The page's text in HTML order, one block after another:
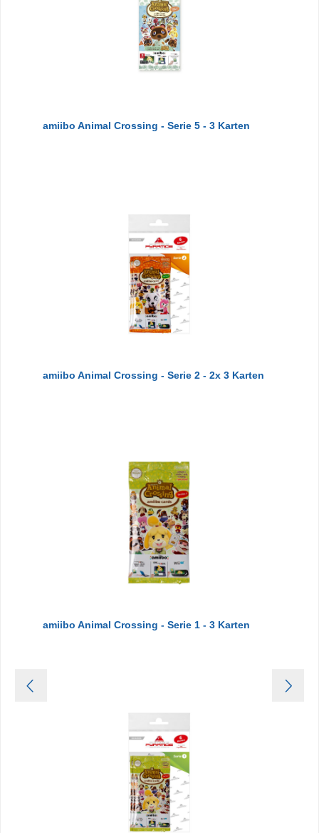
amiibo Animal Crossing - Serie 5 - 3 Karten
amiibo Animal Crossing - Serie 2 - 2x 3 Karten
amiibo Animal Crossing - Serie 1 - 3 Karten